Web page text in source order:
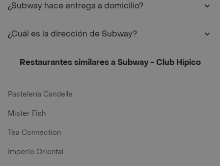
¿Subway hace entrega a domicilio?
¿Cuál es la dirección de Subway?
Restaurantes similares a Subway - Club Hípico
Pastelería Candelle
Mister Fish
Tea Connection
Imperio Oriental